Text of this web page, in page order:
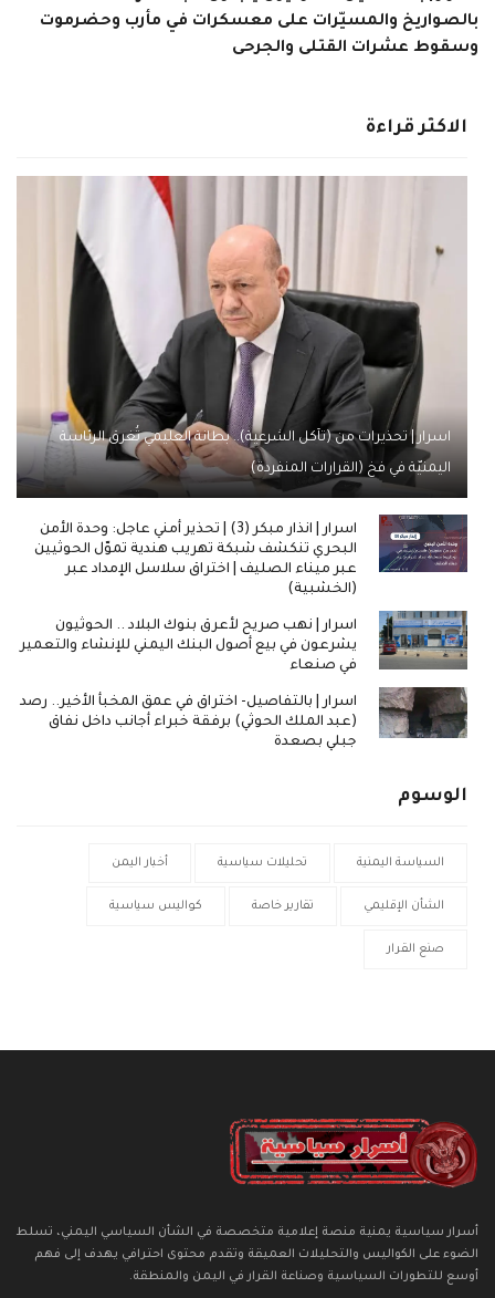
بالصواريخ والمسيّرات على معسكرات في مأرب وحضرموت
وسقوط عشرات القتلى والجرحى
الاكثر قراءة
اسرار | تحذيرات من (تآكل الشرعية).. بطانة العليمي تُغرق الرئاسة
اليمنيّة في فخ (القرارات المنفردة)
اسرار | انذار مبكر (3) | تحذير أمني عاجل: وحدة الأمن
البحري تنكشف شبكة تهريب هندية تموّل الحوثيين
عبر ميناء الصليف | اختراق سلاسل الإمداد عبر
(الخشبية)
اسرار | نهب صريح لأعرق بنوك البلاد .. الحوثيون
يشرعون في بيع أصول البنك اليمني للإنشاء والتعمير
في صنعاء
اسرار | بالتفاصيل- اختراق في عمق المخبأ الأخير.. رصد
(عبد الملك الحوثي) برفقة خبراء أجانب داخل نفاق
جبلي بصعدة
الوسوم
السياسة اليمنية تحليلات سياسية أخبار اليمن
الشأن الإقليمي تقارير خاصة كواليس سياسية
صنع القرار
أسرار سياسية يمنية منصة إعلامية متخصصة في الشأن السياسي اليمني، تسلط
الضوء على الكواليس والتحليلات العميقة وتقدم محتوى احترافي يهدف إلى فهم
أوسع للتطورات السياسية وصناعة القرار في اليمن والمنطقة.